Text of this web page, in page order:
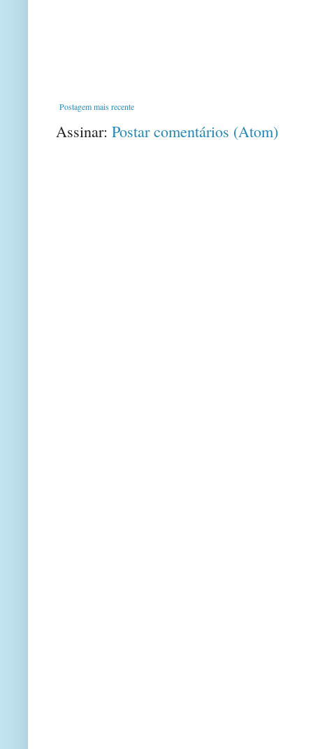
Postagem mais recente
Assinar: Postar comentários (Atom)